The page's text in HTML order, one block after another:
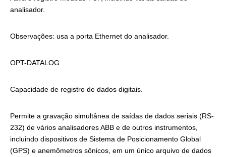
analisador.
Observações: usa a porta Ethernet do analisador.
OPT-DATALOG
Capacidade de registro de dados digitais.
Permite a gravação simultânea de saídas de dados seriais (RS-
232) de vários analisadores ABB e de outros instrumentos,
incluindo dispositivos de Sistema de Posicionamento Global
(GPS) e anemômetros sônicos, em um único arquivo de dados